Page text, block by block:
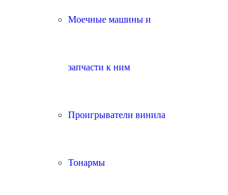
Моечные машины и
запчасти к ним
Проигрыватели винила
Тонармы